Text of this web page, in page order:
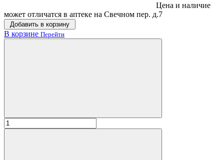
Цена и наличие
может отличатся в аптеке на Свечном пер. д.7
Добавить в корзину
В корзине Перейти